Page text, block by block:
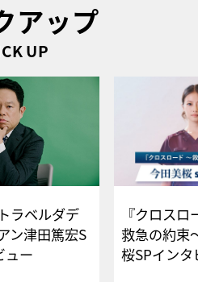
アップ
UP
ラベルダデ
ン津田篤宏S
ビュー
『クロス
救急の約束
桜SPイ